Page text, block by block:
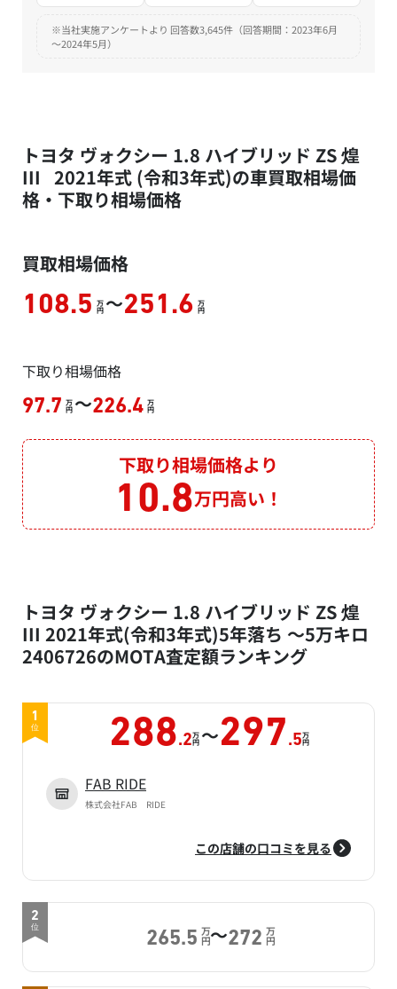
※当社実施アンケートより 回答数3,645件（回答期間：2023年6月
～2024年5月）
トヨタ ヴォクシー 1.8 ハイブリッド ZS 煌
III 2021年式 (令和3年式)の車買取相場価
格・下取り相場価格
買取相場価格
108.5 万
円 ～251.6 万
円
下取り相場価格
97.7 万
円 ～226.4 万
円
下取り相場価格より
10.8万円高い！
トヨタ ヴォクシー 1.8 ハイブリッド ZS 煌
III 2021年式(令和3年式)5年落ち ～5万キロ
2406726のMOTA査定額ランキング
1
位 288.2万
円 ～297 .5万
円
FAB RIDE
株式会社FAB RIDE
この店舗の口コミを見る
2
位
265.5 万
円～272 万
円